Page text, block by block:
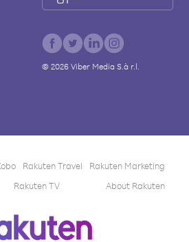
© 2026Viber Media S.à r.l.
Rakuten Travel
Rakuten Marketing
Rakuten TV About Rakuten